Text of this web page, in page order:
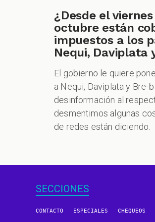
¿Desde el
octubre están
impuestos a los
Nequi, Daviplata
El gobierno le quiere
a Nequi, Daviplata y Bre-
desinformación al
desmentimos algunas
de redes están diciendo.
SECCIONES
CONTACTO ESPECIALES CHEQUEOS